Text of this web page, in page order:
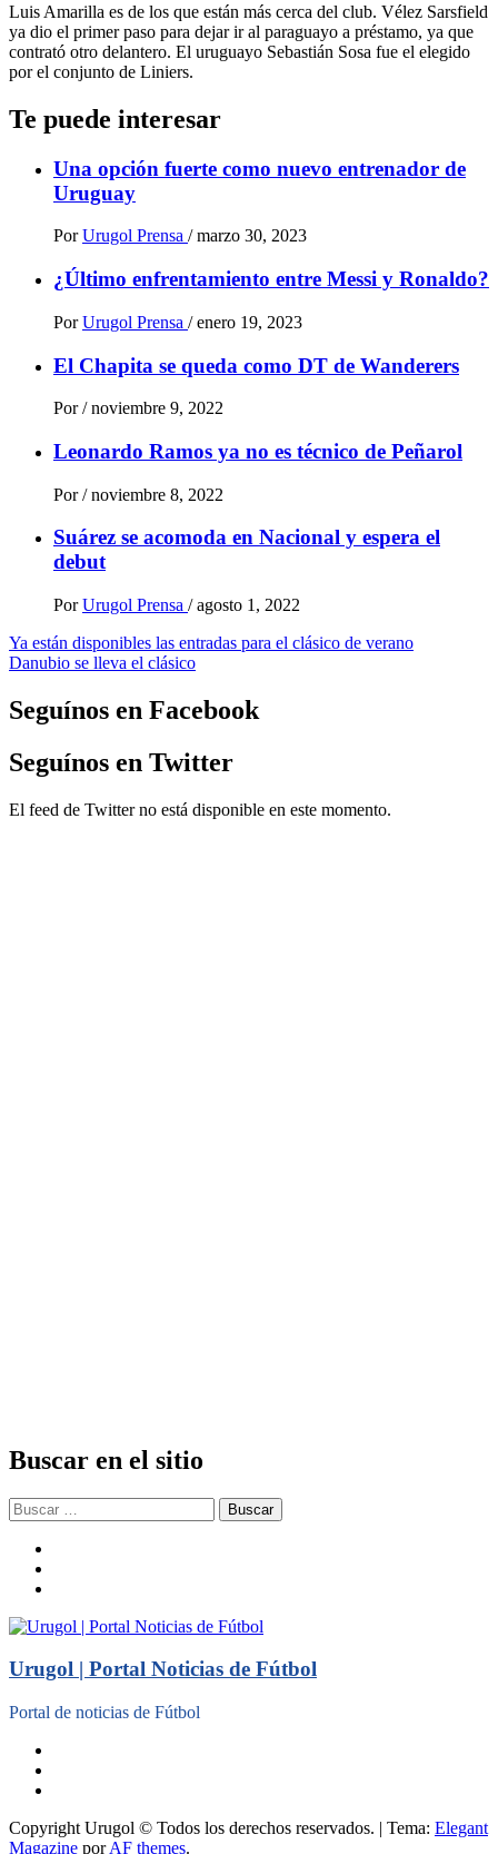
Luis Amarilla es de los que están más cerca del club. Vélez Sarsfield
ya dio el primer paso para dejar ir al paraguayo a préstamo, ya que
contrató otro delantero. El uruguayo Sebastián Sosa fue el elegido
por el conjunto de Liniers.
Te puede interesar
Una opción fuerte como nuevo entrenador de
Uruguay
Por Urugol Prensa / marzo 30, 2023
¿Último enfrentamiento entre Messi y Ronaldo?
Por Urugol Prensa / enero 19, 2023
El Chapita se queda como DT de Wanderers
Por / noviembre 9, 2022
Leonardo Ramos ya no es técnico de Peñarol
Por / noviembre 8, 2022
Suárez se acomoda en Nacional y espera el
debut
Por Urugol Prensa / agosto 1, 2022
Navegación
de
entradas
Ya están disponibles las entradas para el clásico de verano
Danubio se lleva el clásico
Seguínos en Facebook
Seguínos en Twitter
El feed de Twitter no está disponible en este momento.
Buscar en el sitio
Buscar:
Urugol | Portal Noticias de Fútbol
Portal de noticias de Fútbol
Copyright Urugol © Todos los derechos reservados. | Tema: Elegant
Magazine porAF themes.